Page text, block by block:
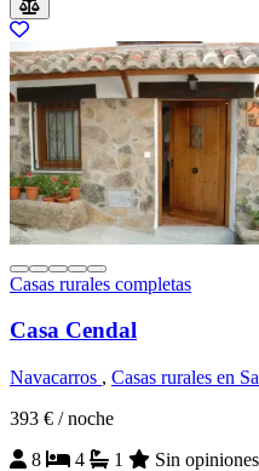
Casas rurales completas
Casa Cendal
Navacarros , Casas rurales en
393 € / noche
8
4 1 Sin opiniones